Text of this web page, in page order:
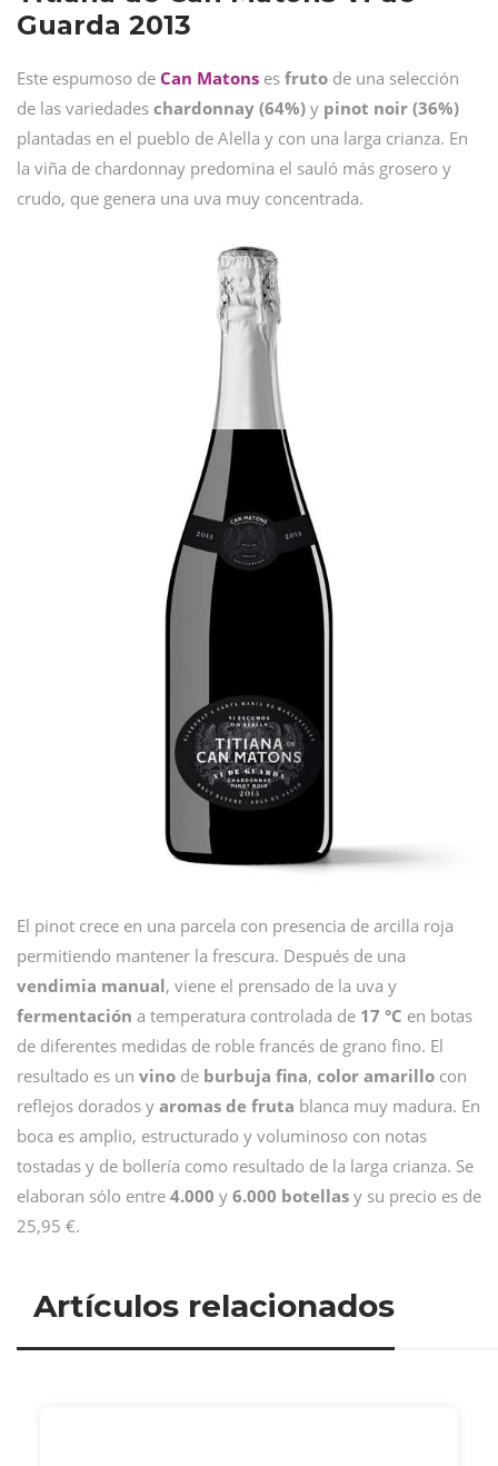
Guarda 2013
Este espumoso de Can Matons es fruto de una selección
de las variedades chardonnay (64%) y pinot noir (36%)
plantadas en el pueblo de Alella y con una larga crianza. En
la viña de chardonnay predomina el sauló más grosero y
crudo, que genera una uva muy concentrada.
El pinot crece en una parcela con presencia de arcilla roja
permitiendo mantener la frescura. Después de una
vendimia manual, viene el prensado de la uva y
fermentación a temperatura controlada de 17 °C en botas
de diferentes medidas de roble francés de grano fino. El
resultado es un vino de burbuja fina, color amarillo con
reflejos dorados y aromas de fruta blanca muy madura. En
boca es amplio, estructurado y voluminoso con notas
tostadas y de bollería como resultado de la larga crianza. Se
elaboran sólo entre 4.000 y 6.000 botellas y su precio es de
25,95 €.
Artículos relacionados